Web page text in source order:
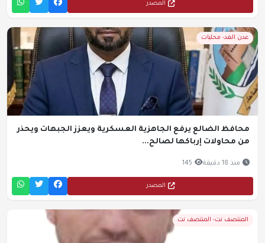
المصدر
عدن الغد- محليات
محافظ الضالع يرفع الجاهزية العسكرية ويعزز الجبهات ويحذر
من محاولات إرباكها لصالح...
منذ 18 دقيقة 145
المصدر
المنتصف نت- المنتصف نت